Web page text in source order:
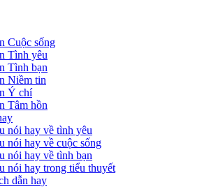
Cuộc sống
Tình yêu
Tình bạn
Niềm tin
Ý chí
Tâm hồn
nói hay về tình yêu
nói hay về cuộc sống
nói hay về tình bạn
nói hay trong tiểu thuyết
dẫn hay